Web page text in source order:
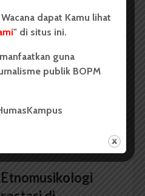
USU, wacana.org – Dua...
dapat Kamu lihat
" di situs ini.
guna
publik BOPM